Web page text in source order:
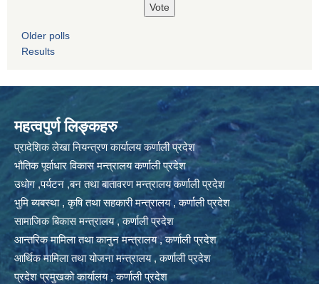
Older polls
Results
महत्वपुर्ण लिङ्कहरु
प्रादेशिक लेखा नियन्त्रण कार्यालय कर्णाली प्रदेश
भौतिक पूर्वाधार विकास मन्त्रालय कर्णाली प्रदेश
उधोग ,पर्यटन ,बन तथा बातावरण मन्त्रालय कर्णाली प्रदेश
भुमि ब्यबस्था , कृषि तथा सहकारी मन्त्रालय , कर्णाली प्रदेश
सामाजिक बिकास मन्त्रालय , कर्णाली प्रदेश
आन्तरिक मामिला तथा कानुन मन्त्रालय , कर्णाली प्रदेश
आर्थिक मामिला तथा योजना मन्त्रालय , कर्णाली प्रदेश
प्रदेश प्रमुखको कार्यालय , कर्णाली प्रदेश